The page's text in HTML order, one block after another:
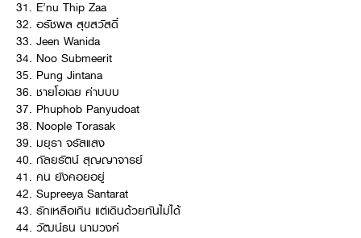
31. E’nu Thip Zaa
32. อรัชพล สุขสวัสดิ์
33. Jeen Wanida
34. Noo Submeerit
35. Pung Jintana
36. ชายโอเฉย ค่าบบบ
37. Phuphob Panyudoat
38. Noople Torasak
39. มยุรา จรัสแสง
40. กัลยรัตน์ สุญญาจารย์
41. คน ยังคอยอยู่
42. Supreeya Santarat
43. รักเหลือเกิน แต่เดินด้วยกันไม่ได้
44. วัฒน์ธน นามวงค์